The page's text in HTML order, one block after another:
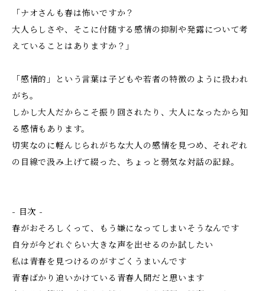
「ナオさんも春は怖いですか？
大人らしさや、そこに付随する感情の抑制や発露について考
えていることはありますか？」
「感情的」という言葉は子どもや若者の特徴のように扱われ
がち。
しかし大人だからこそ振り回されたり、大人になったから知
る感情もあります。
切実なのに軽んじられがちな大人の感情を見つめ、それぞれ
の目線で汲み上げて綴った、ちょっと弱気な対話の記録。
- 目次 -
春がおそろしくって、もう嫌になってしまいそうなんです
自分が今どれぐらい大きな声を出せるのか試したい
私は青春を見つけるのがすごくうまいんです
青春ばかり追いかけている青春人間だと思います